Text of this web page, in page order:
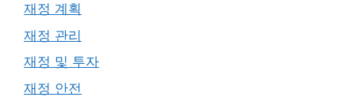
재정 계획
재정 관리
재정 및 투자
재정 안전